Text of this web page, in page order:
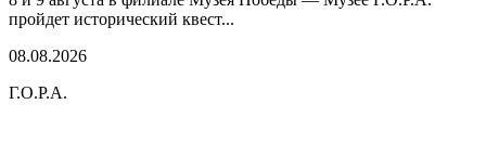
пройдет исторический квест...
08.08.2026
Г.О.Р.А.